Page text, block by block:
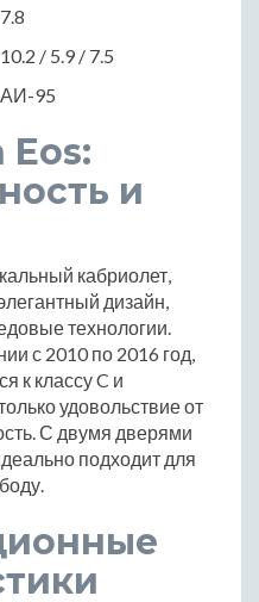
7.8
10.2 / 5.9 / 7.5
АИ-95
и
кабриолет,
дизайн,
технологии.
с 2010 по 2016 год,
к классу C и
удовольствие от
С двумя дверями
подходит для